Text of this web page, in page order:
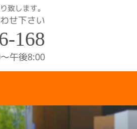
致します。
せ下さい
168
午後8:00